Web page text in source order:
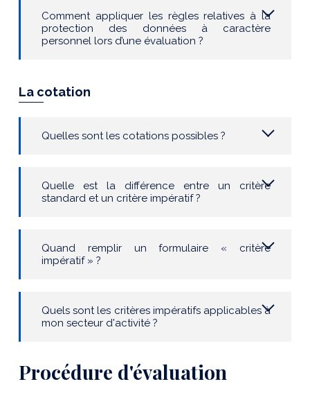
Comment appliquer les règles relatives à la
protection des données à caractère
personnel lors d’une évaluation ?
La cotation
Quelles sont les cotations possibles ?
Quelle est la différence entre un critère
standard et un critère impératif ?
Quand remplir un formulaire « critère
impératif » ?
Quels sont les critères impératifs applicables à
mon secteur d'activité ?
Procédure d'évaluation